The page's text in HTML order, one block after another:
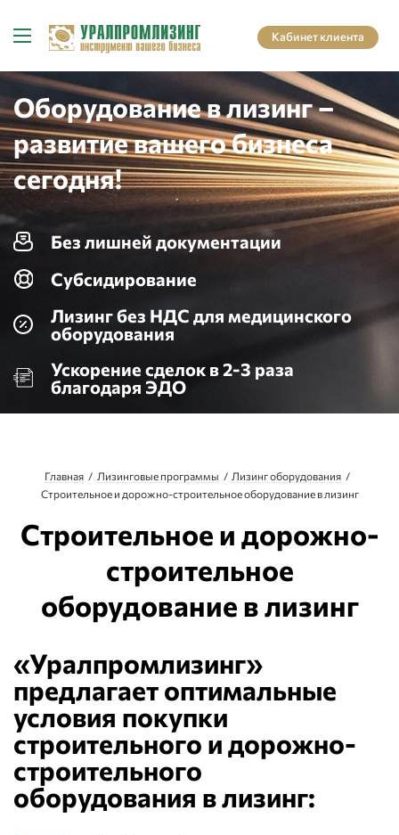
Кабинет клиента
Оборудование в лизинг –
развитие вашего бизнеса
сегодня!
Без лишней документации
Субсидирование
Лизинг без НДС для медицинского
оборудования
Ускорение сделок в 2-3 раза
благодаря ЭДО
Главная Лизинговые программы
Лизинг оборудования
Строительное и дорожно-строительное оборудование в лизинг
Строительное и дорожно-
строительное
оборудование в лизинг
«Уралпромлизинг»
предлагает оптимальные
условия покупки
строительного и дорожно-
строительного
оборудования в лизинг: